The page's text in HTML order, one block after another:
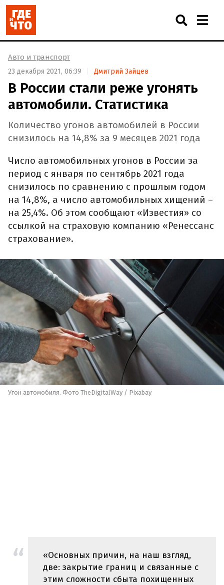
Авто и транспорт
23 декабря 2021, 06:39 Дмитрий Зайцев
В России стали реже угонять
автомобили. Статистика
Количество угонов автомобилей в России
снизилось на 14,8% за 9 месяцев 2021 года
Число автомобильных угонов в России за
период с января по сентябрь 2021 года
снизилось по сравнению с прошлым годом
на 14,8%, а число автомобильных хищений –
на 25,4%. Об этом сообщают «Известия» со
ссылкой на страховую компанию «Ренессанс
страхование».
Угон автомобиля. Фото TheDigitalWay / Pixabay
«Основных причин, на наш взгляд,
две: закрытие границ и связанные с
этим сложности сбыта похищенных